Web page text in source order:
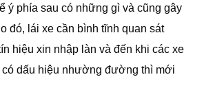
ý phía sau có những gì và cũng gây
đó, lái xe cần bình tĩnh quan sát
hiệu xin nhập làn và đến khi các xe
dấu hiệu nhường đường thì mới